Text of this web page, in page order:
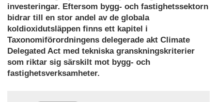
investeringar. Eftersom bygg- och fastighetssektorn
bidrar till en stor andel av de globala
koldioxidutsläppen finns ett kapitel i
Taxonomiförordningens delegerade akt Climate
Delegated Act med tekniska granskningskriterier
som riktar sig särskilt mot bygg- och
fastighetsverksamheter.